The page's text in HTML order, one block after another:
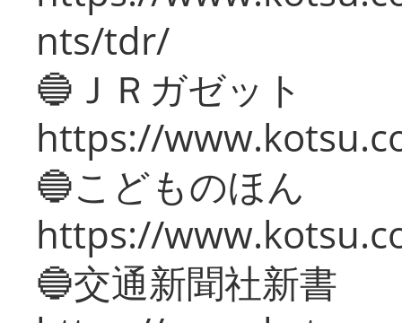
nts/tdr/
🔵ＪＲガゼット
https://
🔵こどものほん
https://
🔵交通新聞社新書